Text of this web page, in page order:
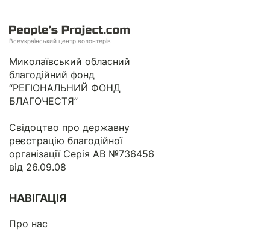
Всеукраїнський центр волонтерів
Миколаївський обласний
благодійний фонд
“РЕГІОНАЛЬНИЙ ФОНД
БЛАГОЧЕСТЯ”
Свідоцтво про державну
реєстрацію благодійної
організації Серія АВ №736456
від 26.09.08
НАВІГАЦІЯ
Про нас